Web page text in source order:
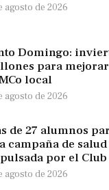
agosto de 2026
Domingo:
para
local
agosto de 2026
de 27 alumnos
campaña de
por el Club
agosto de 2026